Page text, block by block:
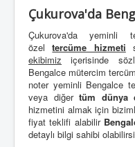
Çukurova'da
Çukurova'da yeminli
özeltercüme hizmeti
ekibimiz içerisinde
Bengalce mütercim
noter yeminli Bengalce
veya diğertüm dünya
hizmetini almak için
fiyat teklifi alabilir
detaylı bilgi sahibi